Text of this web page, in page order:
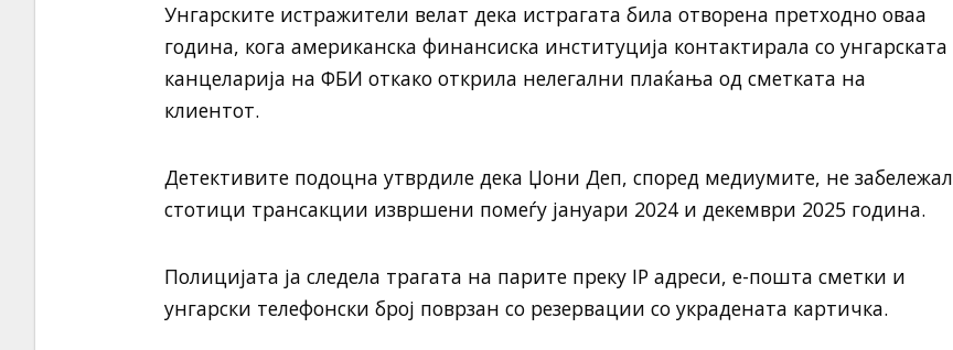
Унгарските истражители велат дека истрагата била отворена претходно оваа
година, кога американска финансиска институција контактирала со унгарската
канцеларија на ФБИ откако открила нелегални плаќања од сметката на
клиентот.
Детективите подоцна утврдиле дека Џони Деп, според медиумите, не забележал
стотици трансакции извршени помеѓу јануари 2024 и декември 2025 година.
Полицијата ја следела трагата на парите преку IP адреси, е-пошта сметки и
унгарски телефонски број поврзан со резервации со украдената картичка.